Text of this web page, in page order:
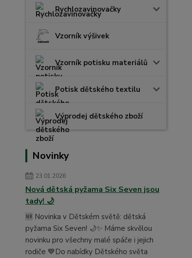
Rychlozavinovačky
Vzorník výšivek
Vzorník potisku materiálů
Potisk dětského textilu
Výprodej dětského zboží
Novinky
23.01.2026
Nová dětská pyžama Six Seven jsou
tady! 🌙
🆕 Novinka v Dětském světě: dětská
pyžama Six Seven! 🌙✨ Máme skvělou
novinku pro všechny malé spáče i jejich
rodiče 💙Do nabídky Dětského světa